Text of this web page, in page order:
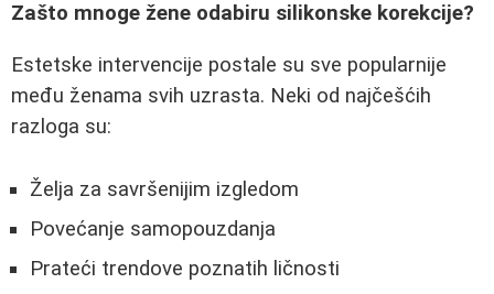
Zašto mnoge žene odabiru silikonske korekcije?
Estetske intervencije postale su sve popularnije
među ženama svih uzrasta. Neki od najčešćih
razloga su:
Želja za savršenijim izgledom
Povećanje samopouzdanja
Prateći trendove poznatih ličnosti